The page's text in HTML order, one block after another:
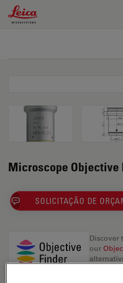
Leica Microsystems Logo
Microscope Objective
SOLICITAÇÃO DE
Discover
our